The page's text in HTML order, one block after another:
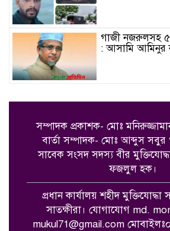
গাজী নজরুলসহ ৫
: আসামি আমিনুর
গাজী নজরুল
সাতক্ষীরা জেলা
আয়োজনে রবীন্দ্র-
উৎসব পালন
শ্যামনগরের
মতবিনিময় সভা
সম্পাদক প্রকাশক- মোঃ
বার্তা সম্পাদক- মোঃ আব্দুস সবুর
সাবেক সংসদ সদস্য বীর
ফজলুল হক।
প্রধান কার্যালয় শহীদ
সাতক্ষীরা। যোগাযোগ md.
mukul71@gmail.com